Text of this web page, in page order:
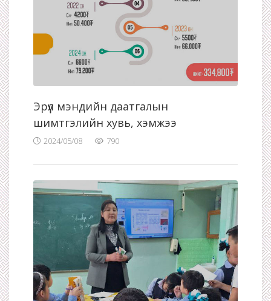
Эрүүл мэндийн даатгалын
шимтгэлийн хувь, хэмжээ
2024/05/08 790